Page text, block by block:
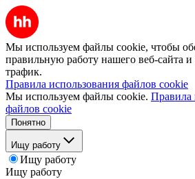
Мы используем файлы cookie, чтобы
правильную работу нашего веб-сайта и
трафик.
Правила использования файлов cookie
Мы используем файлы cookie. Правила
файлов cookie
Понятно
Ищу работу
Ищу работу
Ищу работу